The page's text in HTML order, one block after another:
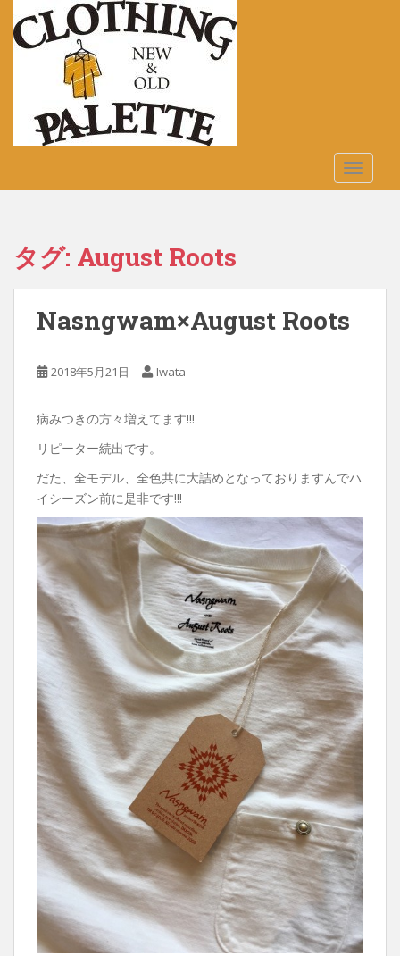
n
タグ: August Roots
Nasngwam×August Roots
2018年5月21日 Iwata
病みつきの方々増えてます!!!
リピーター続出です。
だた、全モデル、全色共に大詰めとなっておりますんでハ
イシーズン前に是非です!!!